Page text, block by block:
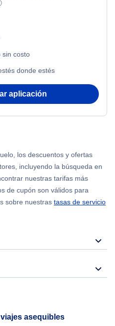
York
Kong
sin costo
donde estés
aplicación
los descuentos y ofertas
incluyendo la búsqueda en
nuestras tarifas más
de cupón son válidos para
sobre nuestras tasas de servicio
asequibles